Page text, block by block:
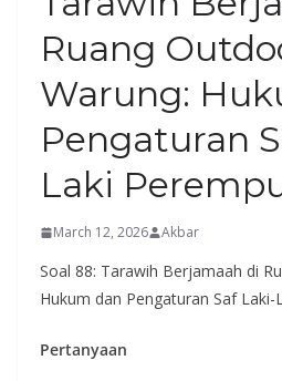
Ruang
Warung:
Pengaturan
Laki
March 12, 2026 Akbar
Soal 88: Tarawih Berjamaah di
Hukum dan Pengaturan Saf Laki-
Pertanyaan